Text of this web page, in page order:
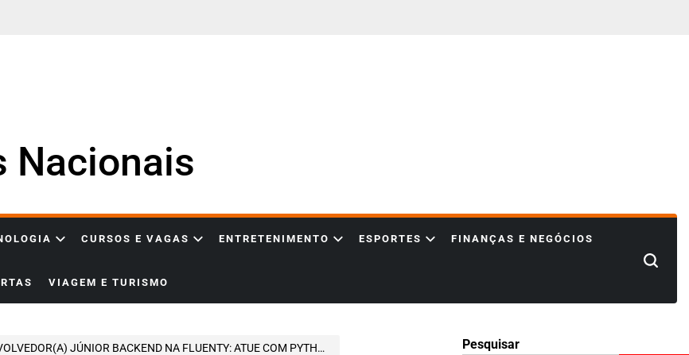
Nacionais
CURSOS E VAGAS ENTRETENIMENTO ESPORTES FINANÇAS E NEGÓCIOS
VIAGEM E TURISMO
Search
JÚNIOR BACKEND NA FLUENTY: ATUE COM PYTHON, GOLANG E IA EM UMA STARTUP INOVADORA EM SÃO PAULO
Pesquisar